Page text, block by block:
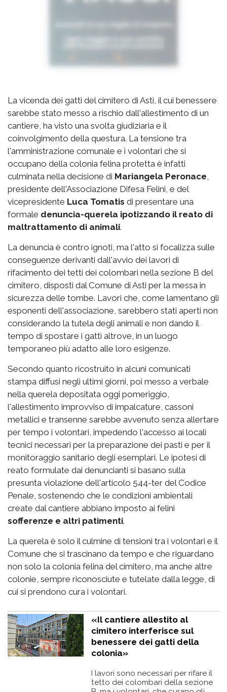
La vicenda dei gatti del cimitero di Asti, il cui benessere
sarebbe stato messo a rischio dall'allestimento di un
cantiere, ha visto una svolta giudiziaria e il
coinvolgimento della questura. La tensione tra
l'amministrazione comunale e i volontari che si
occupano della colonia felina protetta è infatti
culminata nella decisione di Mariangela Peronace
presidente dell'Associazione Difesa Felini, e del
vicepresidente Luca Tomatis di presentare una
formale denuncia-querela ipotizzando il reato di
maltrattamento di animali.
La denuncia è contro ignoti, ma l'atto si focalizza sulle
conseguenze derivanti dall'avvio dei lavori di
rifacimento dei tetti dei colombari nella sezione B del
cimitero, disposti dal Comune di Asti per la messa in
sicurezza delle tombe. Lavori che, come lamentano gli
esponenti dell'associazione, sarebbero stati aperti non
considerando la tutela degli animali e non dando il
tempo di spostare i gatti altrove, in un luogo
temporaneo più adatto alle loro esigenze.
Secondo quanto ricostruito in alcuni comunicati
stampa diffusi negli ultimi giorni, poi messo a verbale
nella querela depositata oggi pomeriggio,
l'allestimento improvviso di impalcature, cassoni
metallici e transenne sarebbe avvenuto senza allertare
per tempo i volontari, impedendo l'accesso ai locali
tecnici necessari per la preparazione dei pasti e per il
monitoraggio sanitario degli esemplari. Le ipotesi di
reato formulate dai denuncianti si basano sulla
presunta violazione dell'articolo 544-ter del Codice
Penale, sostenendo che le condizioni ambientali
create dal cantiere abbiano imposto ai felini
sofferenze e altri patimenti.
La querela è solo il culmine di tensioni tra i volontari e il
Comune che si trascinano da tempo e che riguardano
non solo la colonia felina del cimitero, ma anche altre
colonie, sempre riconosciute e tutelate dalla legge, di
cui si prendono cura i volontari.
«Il cantiere allestito al
cimitero interferisce sul
benessere dei gatti della
colonia»
I lavori sono necessari per rifare il
tetto dei colombari della sezione